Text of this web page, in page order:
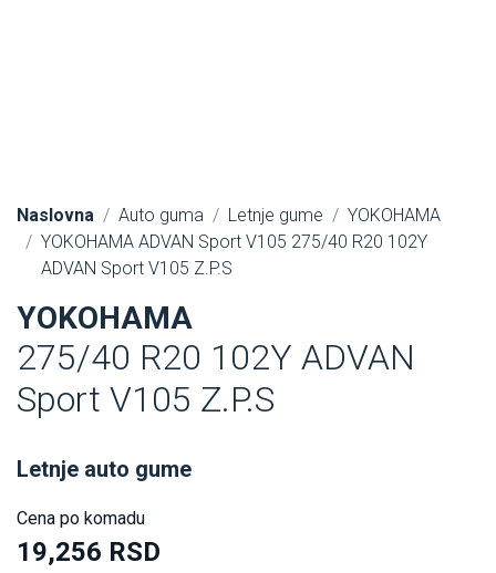
Naslovna Auto guma Letnje gume
YOKOHAMA
YOKOHAMA ADVAN Sport V105 275/40 R20 102Y
ADVAN Sport V105 Z.P.S
YOKOHAMA
275/40 R20 102Y ADVAN
Sport V105 Z.P.S
Letnje auto gume
Cena po komadu
19,256 RSD